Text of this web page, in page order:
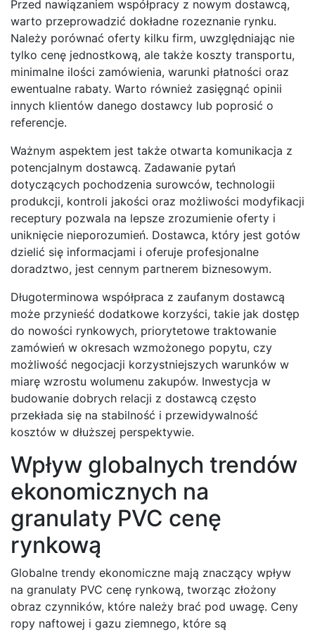
Przed nawiązaniem współpracy z nowym dostawcą,
warto przeprowadzić dokładne rozeznanie rynku.
Należy porównać oferty kilku firm, uwzględniając nie
tylko cenę jednostkową, ale także koszty transportu,
minimalne ilości zamówienia, warunki płatności oraz
ewentualne rabaty. Warto również zasięgnąć opinii
innych klientów danego dostawcy lub poprosić o
referencje.
Ważnym aspektem jest także otwarta komunikacja z
potencjalnym dostawcą. Zadawanie pytań
dotyczących pochodzenia surowców, technologii
produkcji, kontroli jakości oraz możliwości modyfikacji
receptury pozwala na lepsze zrozumienie oferty i
uniknięcie nieporozumień. Dostawca, który jest gotów
dzielić się informacjami i oferuje profesjonalne
doradztwo, jest cennym partnerem biznesowym.
Długoterminowa współpraca z zaufanym dostawcą
może przynieść dodatkowe korzyści, takie jak dostęp
do nowości rynkowych, priorytetowe traktowanie
zamówień w okresach wzmożonego popytu, czy
możliwość negocjacji korzystniejszych warunków w
miarę wzrostu wolumenu zakupów. Inwestycja w
budowanie dobrych relacji z dostawcą często
przekłada się na stabilność i przewidywalność
kosztów w dłuższej perspektywie.
Wpływ globalnych trendów
ekonomicznych na
granulaty PVC cenę
rynkową
Globalne trendy ekonomiczne mają znaczący wpływ
na granulaty PVC cenę rynkową, tworząc złożony
obraz czynników, które należy brać pod uwagę. Ceny
ropy naftowej i gazu ziemnego, które są